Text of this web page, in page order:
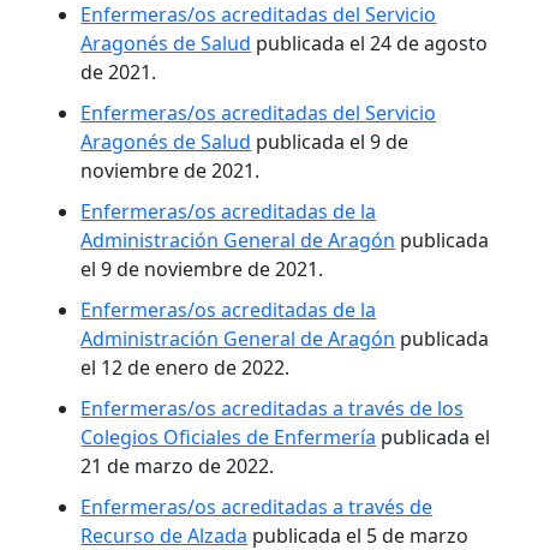
Enfermeras/os acreditadas del Servicio
Aragonés de Salud publicada el 24 de agosto
de 2021.
Enfermeras/os acreditadas del Servicio
Aragonés de Salud publicada el 9 de
noviembre de 2021.
Enfermeras/os acreditadas de la
Administración General de Aragón publicada
el 9 de noviembre de 2021.
Enfermeras/os acreditadas de la
Administración General de Aragón publicada
el 12 de enero de 2022.
Enfermeras/os acreditadas a través de los
Colegios Oficiales de Enfermería publicada el
21 de marzo de 2022.
Enfermeras/os acreditadas a través de
Recurso de Alzada publicada el 5 de marzo